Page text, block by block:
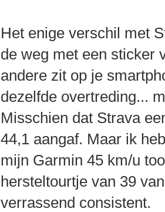
Het enige verschil met
de weg met een sticker
andere zit op je
dezelfde overtreding...
Misschien dat Strava
44,1 aangaf. Maar ik
mijn Garmin 45 km/u
hersteltourtje van 39
verrassend consistent.